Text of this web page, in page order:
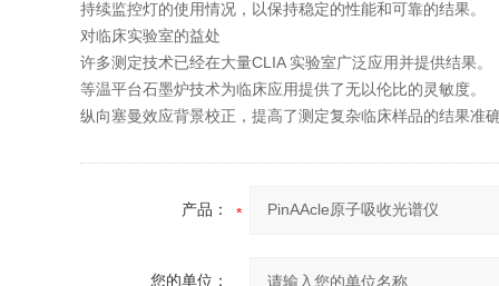
持续监控灯的使用情况，以保持稳定的性能和可靠的结果。
对临床实验室的益处
许多测定技术已经在大量CLIA 实验室广泛应用并提供结果。
等温平台石墨炉技术为临床应用提供了无以伦比的灵敏度。
纵向塞曼效应背景校正，提高了测定复杂临床样品的结果准
产品：
您的单位：